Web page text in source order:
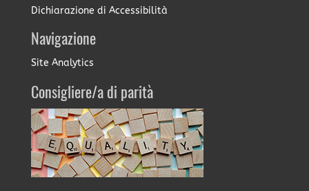
Dichiarazione di Accessibilità
Navigazione
Site Analytics
Consigliere/a di parità